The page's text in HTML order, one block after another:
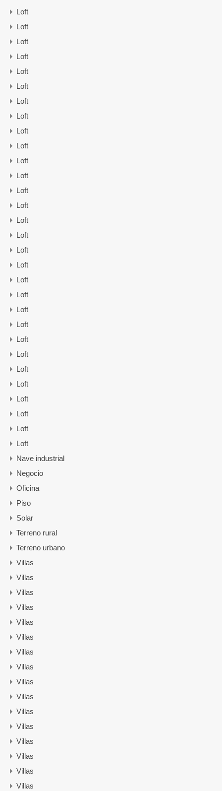
Loft
Loft
Loft
Loft
Loft
Loft
Loft
Loft
Loft
Loft
Loft
Loft
Loft
Loft
Loft
Loft
Loft
Loft
Loft
Loft
Loft
Loft
Loft
Loft
Loft
Loft
Loft
Loft
Loft
Loft
Nave industrial
Negocio
Oficina
Piso
Solar
Terreno rural
Terreno urbano
Villas
Villas
Villas
Villas
Villas
Villas
Villas
Villas
Villas
Villas
Villas
Villas
Villas
Villas
Villas
Villas